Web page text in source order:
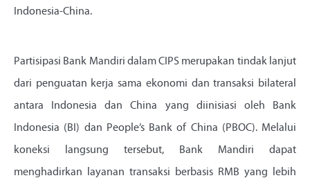
Indonesia-China.
Partisipasi Bank Mandiri dalam CIPS merupakan tindak lanjut
dari penguatan kerja sama ekonomi dan transaksi bilateral
antara Indonesia dan China yang diinisiasi oleh Bank
Indonesia (BI) dan People’s Bank of China (PBOC). Melalui
koneksi langsung tersebut, Bank Mandiri dapat
menghadirkan layanan transaksi berbasis RMB yang lebih